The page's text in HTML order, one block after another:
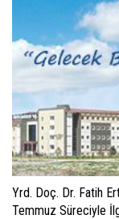
Yrd. Doç. Dr. Fatih
Temmuz Süreciyle